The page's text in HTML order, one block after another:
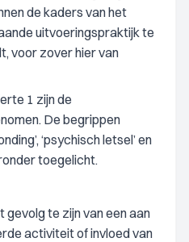
de kaders van het
uitvoeringspraktijk te
voor zover hier van
1 zijn de
De begrippen
‘psychisch letsel’ en
toegelicht.
te zijn van een aan
activiteit of invloed van